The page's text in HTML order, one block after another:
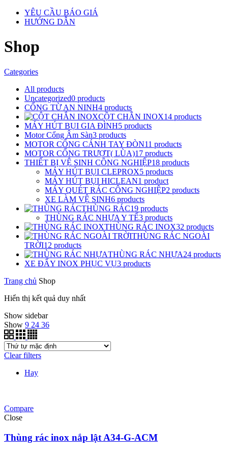
YÊU CẦU BÁO GIÁ
HƯỚNG DẪN
Shop
Categories
All products
Uncategorized0 products
CỔNG TỪ AN NINH4 products
CỘT CHẮN INOX14 products
MÁY HÚT BỤI GIA ĐÌNH5 products
Motor Cổng Âm Sàn3 products
MOTOR CỔNG CÁNH TAY ĐÒN11 products
MOTOR CỔNG TRƯỢT( LÙA)17 products
THIẾT BỊ VỆ SINH CÔNG NGHIỆP18 products
MÁY HÚT BỤI CLEPROX5 products
MÁY HÚT BỤI HICLEAN1 product
MÁY QUÉT RÁC CÔNG NGHIỆP2 products
XE LÀM VỆ SINH6 products
THÙNG RÁC19 products
THÙNG RÁC NHỰA Y TẾ3 products
THÙNG RÁC INOX32 products
THÙNG RÁC NGOÀI
TRỜI12 products
THÙNG RÁC NHỰA24 products
XE ĐẨY INOX PHỤC VỤ3 products
Trang chủ Shop
Hiển thị kết quả duy nhất
Show sidebar
Show 9 24 36
Clear filters
Hay
Compare
Close
Thùng rác inox nắp lật A34-G-ACM